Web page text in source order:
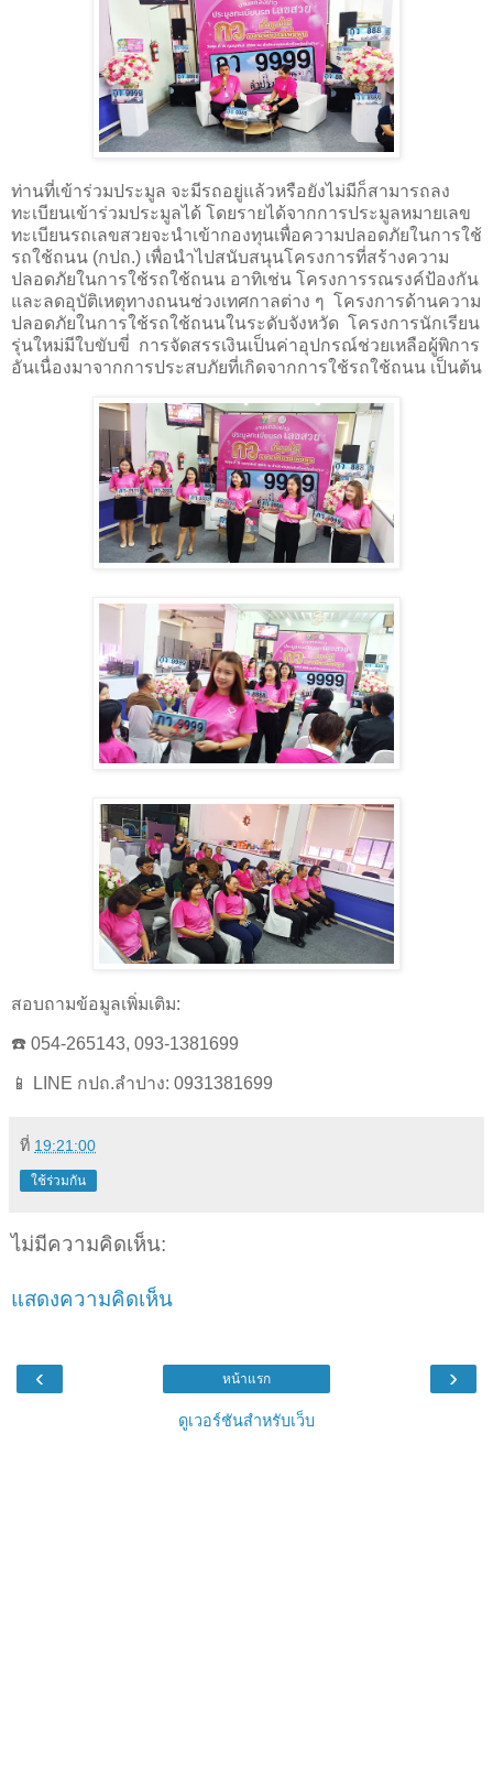
ท่านที่เข้าร่วมประมูล จะมีรถอยู่แล้วหรือยังไม่มีก็สามารถลง
ทะเบียนเข้าร่วมประมูลได้ โดยรายได้จากการประมูลหมายเลข
ทะเบียนรถเลขสวยจะนำเข้ากองทุนเพื่อความปลอดภัยในการใช้
รถใช้ถนน (กปถ.) เพื่อนำไปสนับสนุนโครงการที่สร้างความ
ปลอดภัยในการใช้รถใช้ถนน อาทิเช่น โครงการรณรงค์ป้องกัน
และลดอุบัติเหตุทางถนนช่วงเทศกาลต่าง ๆ โครงการด้านความ
ปลอดภัยในการใช้รถใช้ถนนในระดับจังหวัด โครงการนักเรียน
รุ่นใหม่มีใบขับขี่ การจัดสรรเงินเป็นค่าอุปกรณ์ช่วยเหลือผู้พิการ
อันเนื่องมาจากการประสบภัยที่เกิดจากการใช้รถใช้ถนน เป็นต้น
สอบถามข้อมูลเพิ่มเติม:
☎️ 054-265143, 093-1381699
📱 LINE กปถ.ลำปาง: 0931381699
ที่ 19:21:00
ใช้ร่วมกัน
ไม่มีความคิดเห็น:
แสดงความคิดเห็น
‹ ›
หน้าแรก
ดูเวอร์ชันสำหรับเว็บ